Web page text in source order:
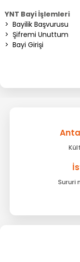
YNT Bayi İşlemleri
> Bayilik Başvurusu
> Şifremi Unuttum
> Bayi Girişi
Sururi